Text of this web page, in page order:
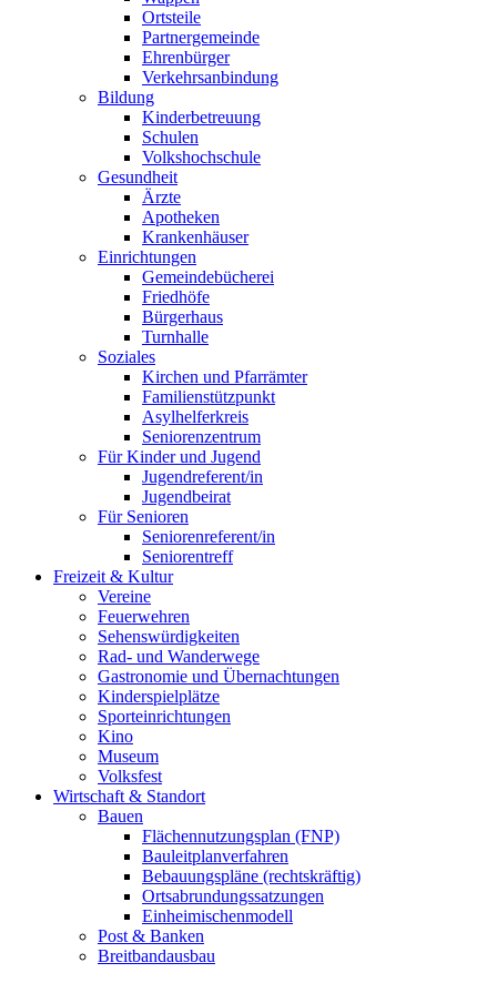
Ortsteile
Partnergemeinde
Ehrenbürger
Verkehrsanbindung
Bildung
Kinderbetreuung
Schulen
Volkshochschule
Gesundheit
Ärzte
Apotheken
Krankenhäuser
Einrichtungen
Gemeindebücherei
Friedhöfe
Bürgerhaus
Turnhalle
Soziales
Kirchen und Pfarrämter
Familienstützpunkt
Asylhelferkreis
Seniorenzentrum
Für Kinder und Jugend
Jugendreferent/in
Jugendbeirat
Für Senioren
Seniorenreferent/in
Seniorentreff
Freizeit & Kultur
Vereine
Feuerwehren
Sehenswürdigkeiten
Rad- und Wanderwege
Gastronomie und Übernachtungen
Kinderspielplätze
Sporteinrichtungen
Kino
Museum
Volksfest
Wirtschaft & Standort
Bauen
Flächennutzungsplan (FNP)
Bauleitplanverfahren
Bebauungspläne (rechtskräftig)
Ortsabrundungssatzungen
Einheimischenmodell
Post & Banken
Breitbandausbau